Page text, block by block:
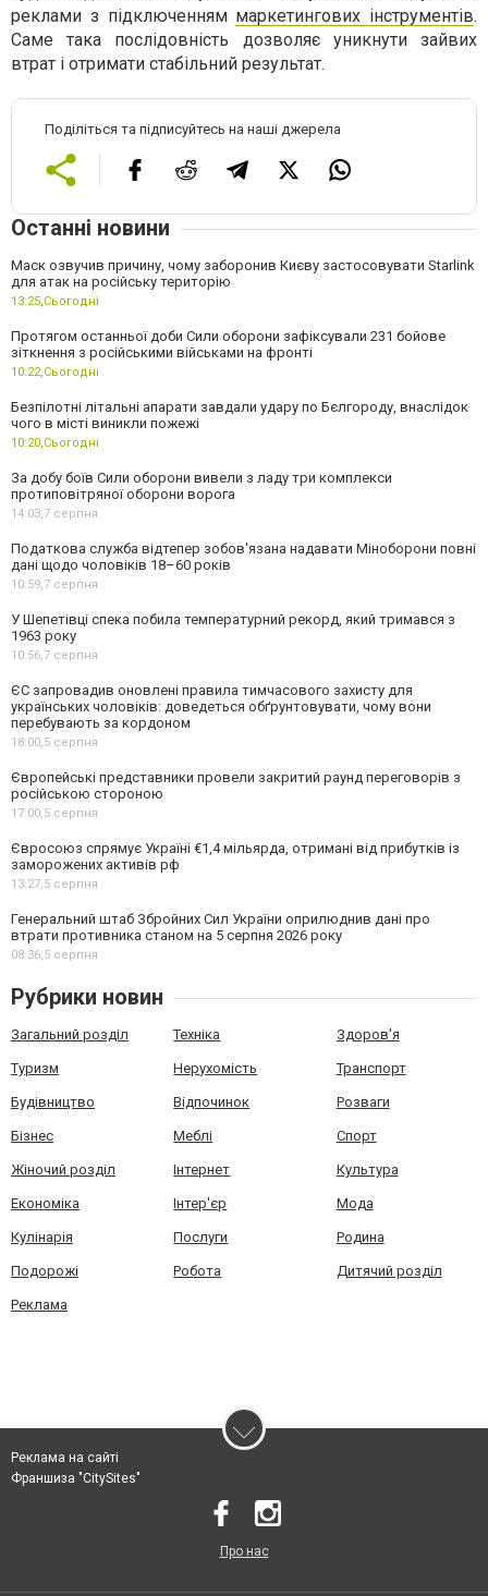
реклами з підключенням маркетингових інструментів.
Саме така послідовність дозволяє уникнути зайвих
втрат і отримати стабільний результат.
Поділіться та підписуйтесь на наші джерела
Останні новини
Маск озвучив причину, чому заборонив Києву застосовувати Starlink
для атак на російську територію
13:25,Сьогодні
Протягом останньої доби Сили оборони зафіксували 231 бойове
зіткнення з російськими військами на фронті
10:22,Сьогодні
Безпілотні літальні апарати завдали удару по Бєлгороду, внаслідок
чого в місті виникли пожежі
10:20,Сьогодні
За добу боїв Сили оборони вивели з ладу три комплекси
протиповітряної оборони ворога
14:03,7 серпня
Податкова служба відтепер зобов'язана надавати Міноборони повні
дані щодо чоловіків 18–60 років
10:59,7 серпня
У Шепетівці спека побила температурний рекорд, який тримався з
1963 року
10:56,7 серпня
ЄС запровадив оновлені правила тимчасового захисту для
українських чоловіків: доведеться обґрунтовувати, чому вони
перебувають за кордоном
18:00,5 серпня
Європейські представники провели закритий раунд переговорів з
російською стороною
17:00,5 серпня
Євросоюз спрямує Україні €1,4 мільярда, отримані від прибутків із
заморожених активів рф
13:27,5 серпня
Генеральний штаб Збройних Сил України оприлюднив дані про
втрати противника станом на 5 серпня 2026 року
08:36,5 серпня
Рубрики новин
Загальний розділ Техніка Здоров'я
Туризм Нерухомість Транспорт
Будівництво Відпочинок Розваги
Бізнес Меблі Спорт
Жіночий розділ Інтернет Культура
Економіка Інтер'єр Мода
Кулінарія Послуги Родина
Подорожі Робота Дитячий розділ
Реклама
Реклама на сайті
Франшиза "CitySites"
Про нас